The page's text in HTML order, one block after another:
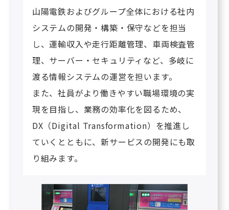
山陽電鉄およびグループ全体における社内
システムの開発・構築・保守などを担当
し、運輸収入や走行距離管理、車両検査管
理、サーバー・セキュリティなど、多岐に
渡る情報システムの運営を担います。
また、社員がより働きやすい職場環境の実
現を目指し、業務の効率化を図るため、
DX（Digital Transformation）を推進し
ていくとともに、新サービスの開発にも取
り組みます。